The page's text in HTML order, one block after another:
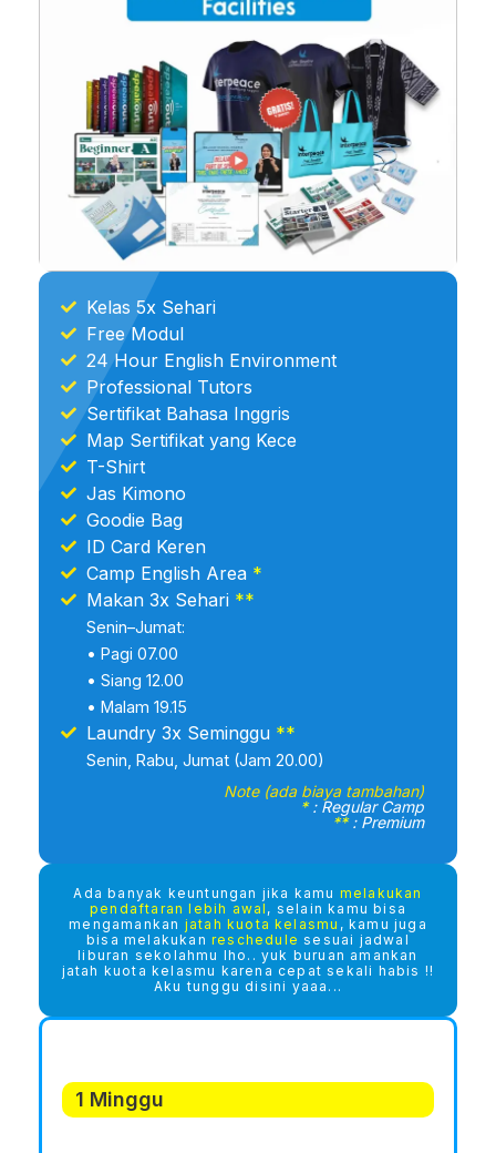
Kelas 5x Sehari
Free Modul
24 Hour English Environment
Professional Tutors
Sertifikat Bahasa Inggris
Map Sertifikat yang Kece
T-Shirt
Jas Kimono
Goodie Bag
ID Card Keren
Camp English Area *
Makan 3x Sehari **
Senin–Jumat:
• Pagi 07.00
• Siang 12.00
• Malam 19.15
Laundry 3x Seminggu **
Senin, Rabu, Jumat (Jam 20.00)
Note (ada biaya tambahan)
*: Regular Camp
**: Premium
Ada banyak keuntungan jika kamu melakukan
pendaftaran lebih awal , selain kamu bisa
mengamankan jatah kuota kelasmu , kamu juga
bisa melakukan reschedule sesuai jadwal
liburan sekolahmu lho.. yuk buruan amankan
jatah kuota kelasmu karena cepat sekali habis !!
Aku tunggu disini yaaa...
1 Minggu